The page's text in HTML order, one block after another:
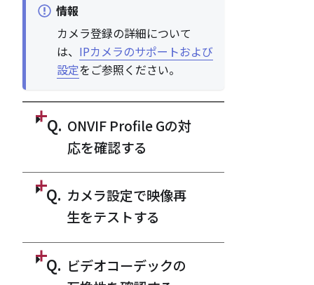
情報
カメラ登録の詳細について
は、 IPカメラのサポートおよび
設定をご参照ください。
Q. ONVIF Profile Gの対
応を確認する
Q. カメラ設定で映像再
生をテストする
Q. ビデオコーデックの